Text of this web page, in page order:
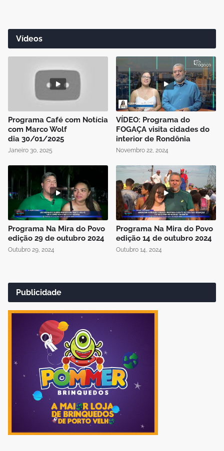
Vídeos
Programa Café com Notícia
com Marco Wolf
dia 30/01/2025
Janeiro 30, 2025
VÍDEO: Programa do
FOGAÇA visita cidades do
interior de Rondônia
Novembro 22, 2024
Programa Na Mira do Povo
edição 29 de outubro 2024
Outubro 29, 2024
Programa Na Mira do Povo
edição 14 de outubro 2024
Outubro 14, 2024
Publicidade